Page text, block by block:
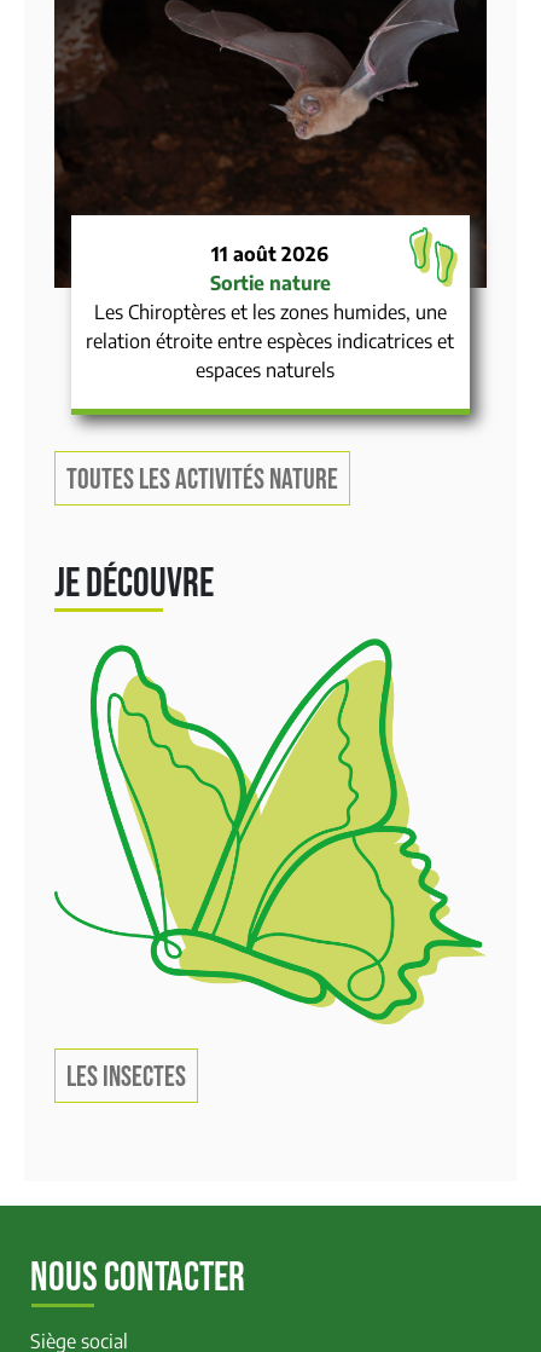
11 août 2026
Sortie nature
Les Chiroptères et les zones humides, une
relation étroite entre espèces indicatrices et
espaces naturels
TOUTES LES ACTIVITÉS NATURE
JE DÉCOUVRE
LES INSECTES
NOUS CONTACTER
Siège social